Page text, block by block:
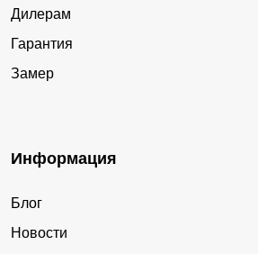
Дилерам
Гарантия
Замер
Информация
Блог
Новости